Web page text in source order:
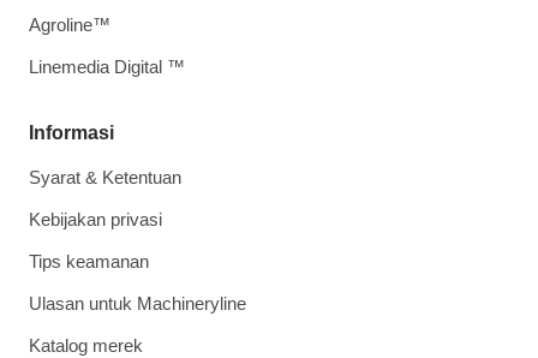
Informasi
Syarat & Ketentuan
Kebijakan privasi
Tips keamanan
Ulasan untuk Machineryline
Katalog merek
Agroline™
Linemedia Digital ™